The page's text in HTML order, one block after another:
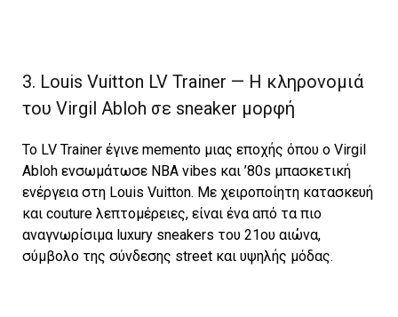
3. Louis Vuitton LV Trainer — Η κληρονομιά
του Virgil Abloh σε sneaker μορφή
Το LV Trainer έγινε memento μιας εποχής όπου ο Virgil
Abloh ενσωμάτωσε NBA vibes και ’80s μπασκετική
ενέργεια στη Louis Vuitton. Με χειροποίητη κατασκευή
και couture λεπτομέρειες, είναι ένα από τα πιο
αναγνωρίσιμα luxury sneakers του 21ου αιώνα,
σύμβολο της σύνδεσης street και υψηλής μόδας.